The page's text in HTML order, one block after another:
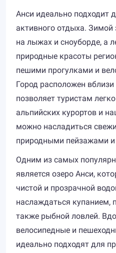
Анси идеально подходит
активного отдыха.
на лыжах и сноуборде, а
природные красоты
пешими прогулками и
Город расположен
позволяет туристам
альпийских курортов и
можно насладиться
природными пейзажами
Одним из самых
является озеро Анси,
чистой и прозрачной
наслаждаться купанием,
также рыбной ловлей.
велосипедные и
идеально подходят для